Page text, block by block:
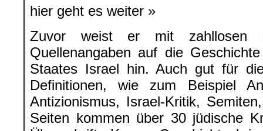
hier geht es weiter »
Zuvor weist er mit zahllosen
Quellenangaben auf die
Staates Israel hin. Auch gut für
Definitionen, wie zum Beispiel
Antizionismus, Israel-Kritik,
Seiten kommen über 30 jüdische